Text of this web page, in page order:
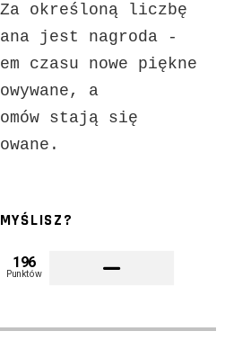
określoną liczbę
jest nagroda -
czasu nowe piękne
a
stają się
196
Punktów